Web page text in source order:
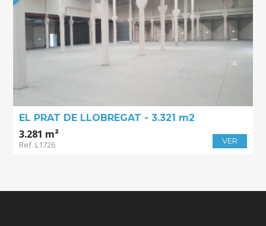
EL PRAT DE LLOBREGAT - 3.321 m2
3.281 m²
Ref. L1726 VER